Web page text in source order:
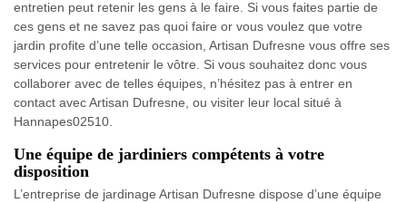
entretien peut retenir les gens à le faire. Si vous faites partie de
ces gens et ne savez pas quoi faire or vous voulez que votre
jardin profite d’une telle occasion, Artisan Dufresne vous offre ses
services pour entretenir le vôtre. Si vous souhaitez donc vous
collaborer avec de telles équipes, n’hésitez pas à entrer en
contact avec Artisan Dufresne, ou visiter leur local situé à
Hannapes02510.
Une équipe de jardiniers compétents à votre
disposition
L’entreprise de jardinage Artisan Dufresne dispose d’une équipe